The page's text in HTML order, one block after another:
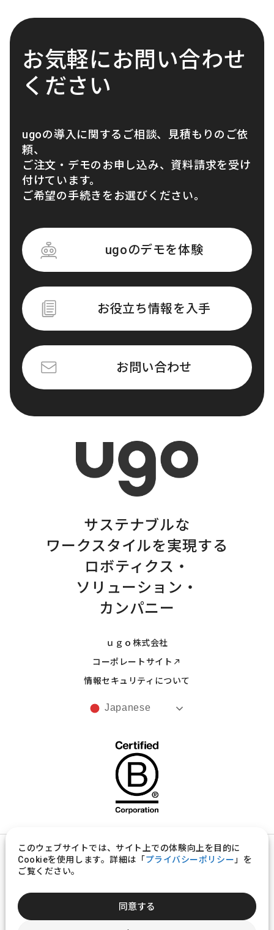
このウェブサイトでは、サイト上での体験向上を目的に
Cookieを使用します。詳細は「プライバシーポリシー 」を
ご覧ください。
同意する
お気軽にお問い合わせ
ください
ugoの導入に関するご相談、見積もりのご依
頼、
ご注文・デモのお申し込み、資料請求を受け
付けています。
ご希望の手続きをお選びください。
ugoのデモを体験
お役立ち情報を入手
お問い合わせ
サステナブルな
ワークスタイルを実現する
ロボティクス・
ソリューション・
カンパニー
ｕｇｏ株式会社
コーポレートサイト
情報セキュリティについて
Japanese
プライバシーポリシー